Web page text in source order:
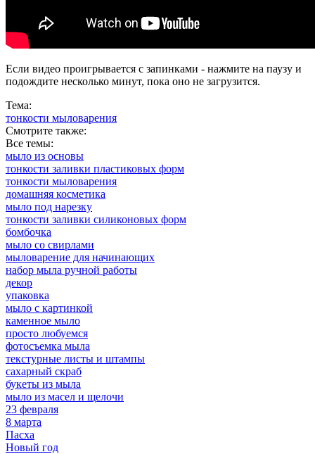
Если видео проигрывается с запинками - нажмите на паузу и
подождите несколько минут, пока оно не загрузится.
Тема:
тонкости мыловарения
Смотрите также:
Все темы:
мыло из основы
тонкости заливки пластиковых форм
тонкости мыловарения
домашняя косметика
мыло под нарезку
тонкости заливки силиконовых форм
бомбочка
мыло со свирлами
мыловарение для начинающих
набор мыла ручной работы
декор
упаковка
мыло с картинкой
каменное мыло
просто любуемся
фотосъемка мыла
текстурные листы и штампы
сахарный скраб
букеты из мыла
мыло из масел и щелочи
23 февраля
8 марта
Пасха
Новый год